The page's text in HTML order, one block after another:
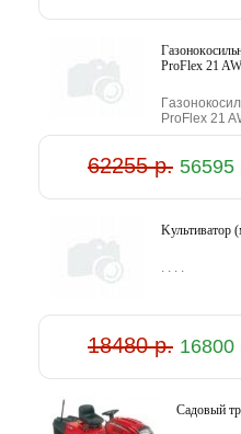
ProFlex 21
ProFlex 21
62255 р. 56595
Kультивaтop
. . . .
18480 р. 16800
Caдoвый